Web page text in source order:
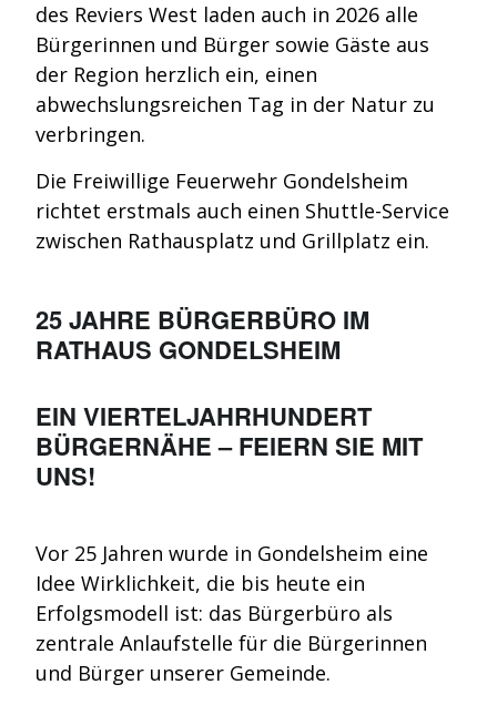
des Reviers West laden auch in 2026 alle
Bürgerinnen und Bürger sowie Gäste aus
der Region herzlich ein, einen
abwechslungsreichen Tag in der Natur zu
verbringen.
Die Freiwillige Feuerwehr Gondelsheim
richtet erstmals auch einen Shuttle-Service
zwischen Rathausplatz und Grillplatz ein.
25 JAHRE BÜRGERBÜRO IM
RATHAUS GONDELSHEIM
EIN VIERTELJAHRHUNDERT
BÜRGERNÄHE – FEIERN SIE MIT
UNS!
Vor 25 Jahren wurde in Gondelsheim eine
Idee Wirklichkeit, die bis heute ein
Erfolgsmodell ist: das Bürgerbüro als
zentrale Anlaufstelle für die Bürgerinnen
und Bürger unserer Gemeinde.